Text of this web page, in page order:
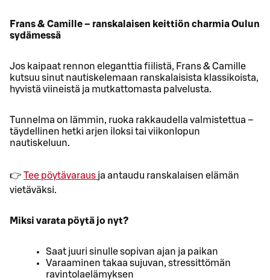
Frans & Camille – ranskalaisen keittiön charmia Oulun
sydämessä
Jos kaipaat rennon eleganttia fiilistä, Frans & Camille
kutsuu sinut nautiskelemaan ranskalaisista klassikoista,
hyvistä viineistä ja mutkattomasta palvelusta.
Tunnelma on lämmin, ruoka rakkaudella valmistettua –
täydellinen hetki arjen iloksi tai viikonlopun
nautiskeluun.
👉 Tee pöytävaraus ja antaudu ranskalaisen elämän
vietäväksi.
Miksi varata pöytä jo nyt?
Saat juuri sinulle sopivan ajan ja paikan
Varaaminen takaa sujuvan, stressittömän
ravintolaelämyksen